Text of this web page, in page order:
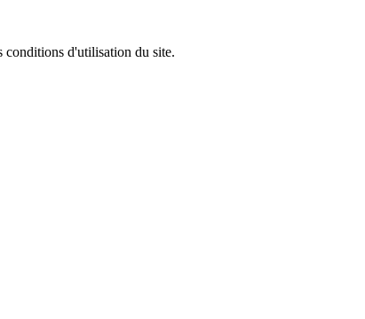
conditions d'utilisation du site.